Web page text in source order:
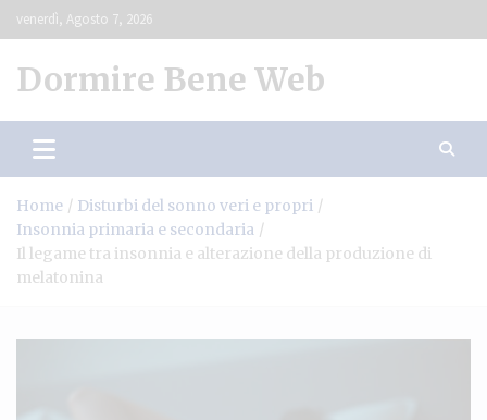
to
venerdì, Agosto 7, 2026
Dormire Bene Web
Home
Disturbi del sonno veri e propri
Insonnia primaria e secondaria
Il legame tra insonnia e alterazione della produzione di
melatonina